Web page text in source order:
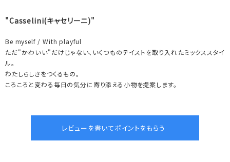
"Casselini(キャセリーニ)"
Be myself / With playful
ただ"かわいい"だけじゃない、いくつものテイストを取り入れたミックススタイ
ル。
わたしらしさをつくるもの。
ころころと変わる毎日の気分に寄り添える小物を提案します。